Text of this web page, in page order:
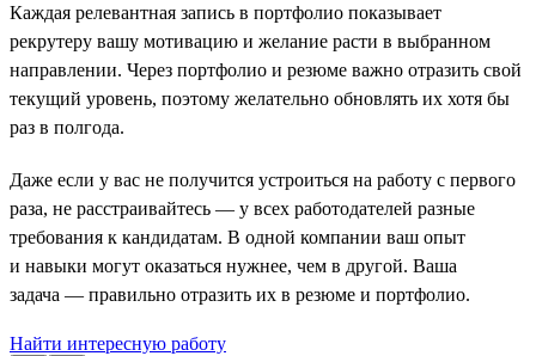
Каждая релевантная запись в портфолио показывает
рекрутеру вашу мотивацию и желание расти в выбранном
направлении. Через портфолио и резюме важно отразить свой
текущий уровень, поэтому желательно обновлять их хотя бы
раз в полгода.
Даже если у вас не получится устроиться на работу с первого
раза, не расстраивайтесь — у всех работодателей разные
требования к кандидатам. В одной компании ваш опыт
и навыки могут оказаться нужнее, чем в другой. Ваша
задача — правильно отразить их в резюме и портфолио.
Найти интересную работу